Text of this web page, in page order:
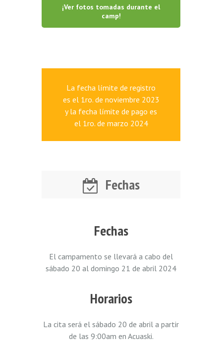
¡Ver fotos tomadas durante el
camp!
La fecha límite de registro
es el 1ro. de noviembre 2023
y la fecha límite de pago es
el 1ro. de marzo 2024
Fechas
Fechas
El campamento se llevará a cabo del
sábado 20 al domingo 21 de abril 2024
Horarios
La cita será el sábado 20 de abril a partir
de las 9:00am en Acuaski.